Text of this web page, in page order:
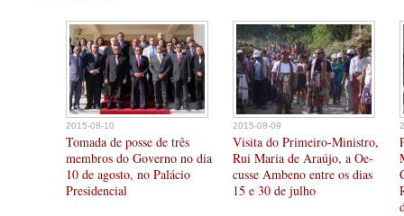
2015-08-10
Tomada de posse de três
membros do Governo no dia
10 de agosto, no Palácio
Presidencial
2015-08-09
Visita do Primeiro-Ministro,
Rui Maria de Araújo, a Oe-
cusse Ambeno entre os dias
15 e 30 de julho